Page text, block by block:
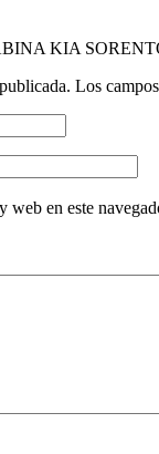
KIA
Los
en este